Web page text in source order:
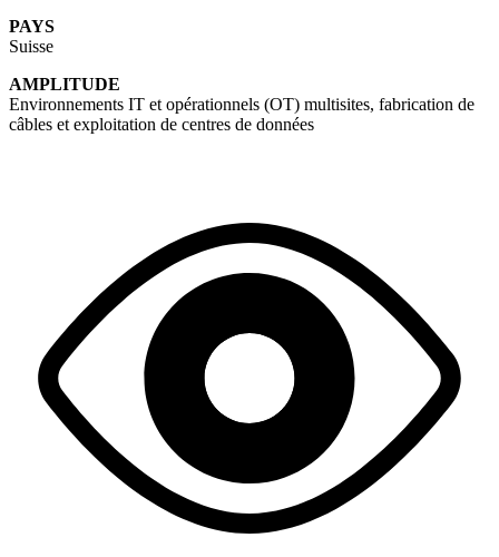
PAYS
Suisse
AMPLITUDE
Environnements IT et opérationnels (OT) multisites, fabrication de
câbles et exploitation de centres de données